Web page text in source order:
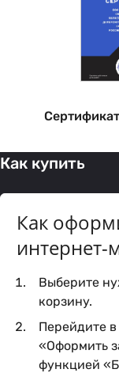
Как купить
Как
интернет-
Выберите
корзину.
Перейдите
«Оформить
функцией